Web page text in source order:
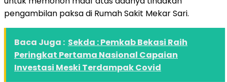
pengambilan paksa di Rumah Sakit Mekar Sari.
Baca Juga : Sekda : Pemkab Bekasi Raih
Peringkat Pertama Nasional Capaian
Investasi Meski Terdampak Covid